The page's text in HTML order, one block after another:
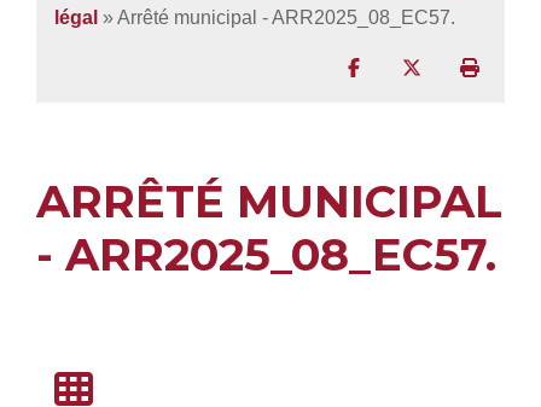
légal » Arrêté municipal - ARR2025_08_EC57.
Partager surPartager sur
ARRÊTÉ MUNICIPAL
- ARR2025_08_EC57.